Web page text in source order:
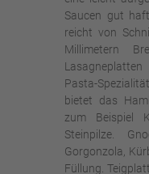
Saucen gut
reicht von
Millimetern
Pasta-
bietet das
zum Beispiel
Steinpilze.
Gorgonzola,
Füllung.